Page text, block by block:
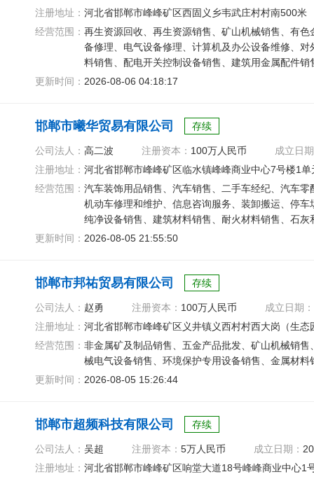
注册地址： 河北省邯郸市峰峰矿区西固义乡韦武庄村村南500米
经营范围： 再生资源回收、再生资源销售、矿山机械销售、有
备修理、电气设备修理、计算机及办公设备维修、
料销售、配电开关控制设备销售、建筑用金属配件
非金属矿及制品销售
更新时间： 2026-08-06 04:18:17
邯郸市曦华贸易有限公司 存续
公司法人： 高二波 注册资本： 100万人民币
成立日
注册地址： 河北省邯郸市峰峰矿区临水镇峰峰商业中心7号楼1
经营范围： 汽车装饰用品销售、汽车销售、二手车经纪、汽车
机动车修理和维护、信息咨询服务、装卸搬运、停
纯净设备销售、建筑材料销售、耐火材料销售、石
建筑材料销售
更新时间： 2026-08-05 21:55:50
邯郸市邦祐贸易有限公司 存续
公司法人： 赵勇 注册资本： 100万人民币
成立日期：
注册地址： 河北省邯郸市峰峰矿区义井镇义西村村西大岗（生态
经营范围： 非金属矿及制品销售、五金产品批发、矿山机械销
械电气设备销售、环境保护专用设备销售、金属材
更新时间： 2026-08-05 15:26:44
邯郸市超频科技有限公司 存续
公司法人： 吴超 注册资本： 5万人民币 成立日期：
注册地址： 河北省邯郸市峰峰矿区响堂大道18号峰峰商业中心1